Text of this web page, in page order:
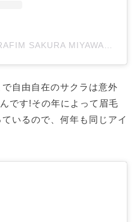
自由自在のサクラは意外
です!その年によって眉毛
いるので、何年も同じアイ